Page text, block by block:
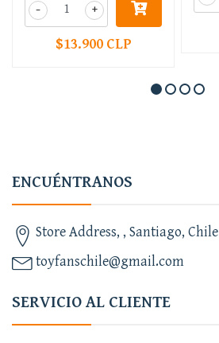
+
-
$13.900 CLP
ENCUÉNTRANOS
Store Address, , Santiago, Chile
toyfanschile@gmail.com
SERVICIO AL CLIENTE